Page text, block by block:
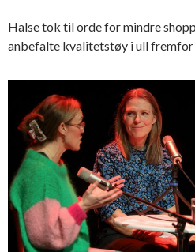
Halse tok til orde for mindre
anbefalte kvalitetstøy i ull